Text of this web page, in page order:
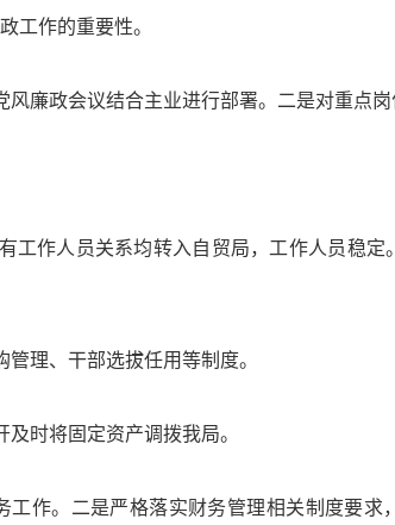
工作的重要性。
风廉政会议结合主业进行部署。二是对重点
工作人员关系均转入自贸局，工作人员稳
理、干部选拔任用等制度。
时将固定资产调拨我局。
工作。二是严格落实财务管理相关制度要